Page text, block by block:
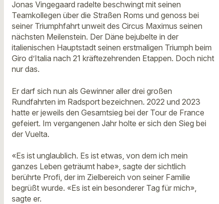
Jonas Vingegaard radelte beschwingt mit seinen
Teamkollegen über die Straßen Roms und genoss bei
seiner Triumphfahrt unweit des Circus Maximus seinen
nächsten Meilenstein. Der Däne bejubelte in der
italienischen Hauptstadt seinen erstmaligen Triumph beim
Giro d’Italia nach 21 kräftezehrenden Etappen. Doch nicht
nur das.
Er darf sich nun als Gewinner aller drei großen
Rundfahrten im Radsport bezeichnen. 2022 und 2023
hatte er jeweils den Gesamtsieg bei der Tour de France
gefeiert. Im vergangenen Jahr holte er sich den Sieg bei
der Vuelta.
«Es ist unglaublich. Es ist etwas, von dem ich mein
ganzes Leben geträumt habe», sagte der sichtlich
berührte Profi, der im Zielbereich von seiner Familie
begrüßt wurde. «Es ist ein besonderer Tag für mich»,
sagte er.